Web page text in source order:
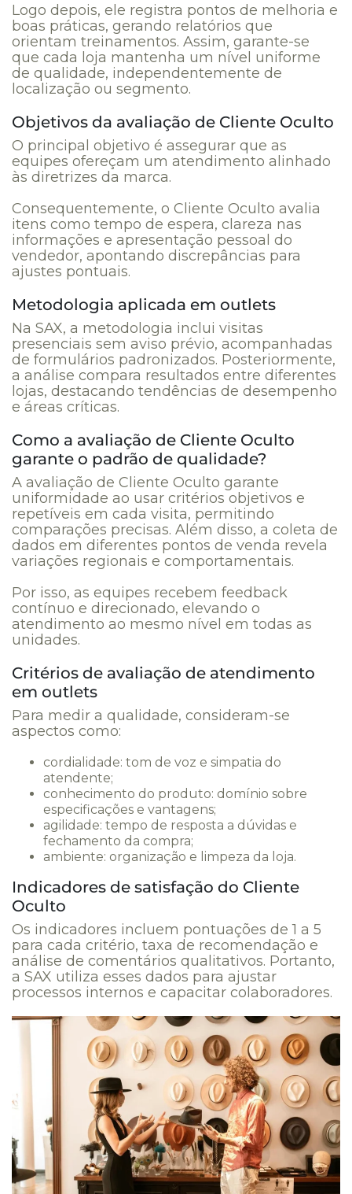
Logo depois, ele registra pontos de melhoria e
boas práticas, gerando relatórios que
orientam treinamentos. Assim, garante-se
que cada loja mantenha um nível uniforme
de qualidade, independentemente de
localização ou segmento.
Objetivos da avaliação de Cliente Oculto
O principal objetivo é assegurar que as
equipes ofereçam um atendimento alinhado
às diretrizes da marca.
Consequentemente, o Cliente Oculto avalia
itens como tempo de espera, clareza nas
informações e apresentação pessoal do
vendedor, apontando discrepâncias para
ajustes pontuais.
Metodologia aplicada em outlets
Na SAX, a metodologia inclui visitas
presenciais sem aviso prévio, acompanhadas
de formulários padronizados. Posteriormente,
a análise compara resultados entre diferentes
lojas, destacando tendências de desempenho
e áreas críticas.
Como a avaliação de Cliente Oculto
garante o padrão de qualidade?
A avaliação de Cliente Oculto garante
uniformidade ao usar critérios objetivos e
repetíveis em cada visita, permitindo
comparações precisas. Além disso, a coleta de
dados em diferentes pontos de venda revela
variações regionais e comportamentais.
Por isso, as equipes recebem feedback
contínuo e direcionado, elevando o
atendimento ao mesmo nível em todas as
unidades.
Critérios de avaliação de atendimento
em outlets
Para medir a qualidade, consideram-se
aspectos como:
cordialidade: tom de voz e simpatia do
atendente;
conhecimento do produto: domínio sobre
especificações e vantagens;
agilidade: tempo de resposta a dúvidas e
fechamento da compra;
ambiente: organização e limpeza da loja.
Indicadores de satisfação do Cliente
Oculto
Os indicadores incluem pontuações de 1 a 5
para cada critério, taxa de recomendação e
análise de comentários qualitativos. Portanto,
a SAX utiliza esses dados para ajustar
processos internos e capacitar colaboradores.